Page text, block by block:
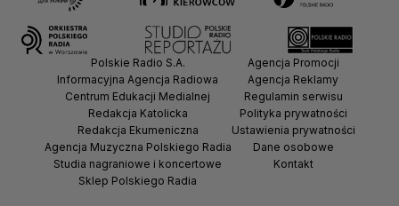
Polskie Radio S.A.
Informacyjna Agencja Radiowa
Centrum Edukacji Medialnej
Redakcja Katolicka
Redakcja Ekumeniczna
Agencja Muzyczna Polskiego Radia
Studia nagraniowe i koncertowe
Sklep Polskiego Radia
Agencja Promocji
Agencja Reklamy
Regulamin serwisu
Polityka prywatności
Ustawienia prywatności
Dane osobowe
Kontakt